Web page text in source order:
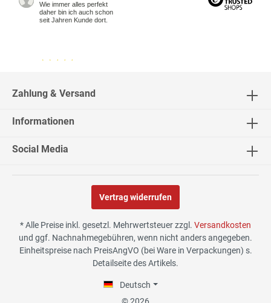
Wie immer alles perfekt
daher bin ich auch schon
seit Jahren Kunde dort.
02.08.26▼
30.07.26
Zahlung & Versand
Informationen
Social Media
Vertrag widerrufen
* Alle Preise inkl. gesetzl. Mehrwertsteuer zzgl. Versandkosten
und ggf. Nachnahmegebühren, wenn nicht anders angegeben.
Einheitspreise nach PreisAngVO (bei Ware in Verpackungen) s.
Detailseite des Artikels.
Deutsch